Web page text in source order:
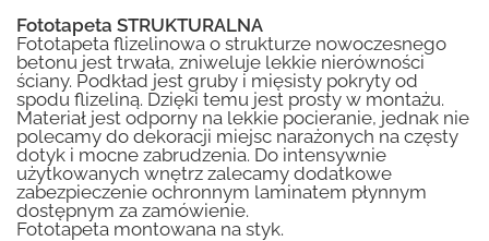
Fototapeta STRUKTURALNA
Fototapeta flizelinowa o strukturze nowoczesnego
betonu jest trwała, zniweluje lekkie nierówności
ściany. Podkład jest gruby i mięsisty pokryty od
spodu flizeliną. Dzięki temu jest prosty w montażu.
Materiał jest odporny na lekkie pocieranie, jednak nie
polecamy do dekoracji miejsc narażonych na częsty
dotyk i mocne zabrudzenia. Do intensywnie
użytkowanych wnętrz zalecamy dodatkowe
zabezpieczenie ochronnym laminatem płynnym
dostępnym za zamówienie.
Fototapeta montowana na styk.